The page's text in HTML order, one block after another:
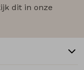
dit in onze